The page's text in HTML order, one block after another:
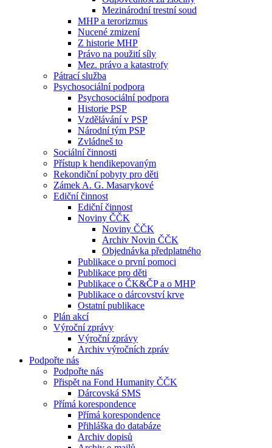
Mezinárodní trestní soud
MHP a terorizmus
Nucené zmizení
Z historie MHP
Právo na použití síly
Mez. právo a katastrofy
Pátrací služba
Psychosociální podpora
Psychosociální podpora
Historie PSP
Vzdělávání v PSP
Národní tým PSP
Zvládneš to
Sociální činnosti
Přístup k hendikepovaným
Rekondiční pobyty pro děti
Zámek A. G. Masarykové
Ediční činnost
Ediční činnost
Noviny ČČK
Noviny ČČK
Archiv Novin ČČK
Objednávka předplatného
Publikace o první pomoci
Publikace pro děti
Publikace o ČK&ČP a o MHP
Publikace o dárcovství krve
Ostatní publikace
Plán akcí
Výroční zprávy
Výroční zprávy
Archiv výročních zpráv
Podpořte nás
Podpořte nás
Přispět na Fond Humanity ČČK
Dárcovská SMS
Přímá korespondence
Přímá korespondence
Přihláška do databáze
Archiv dopisů